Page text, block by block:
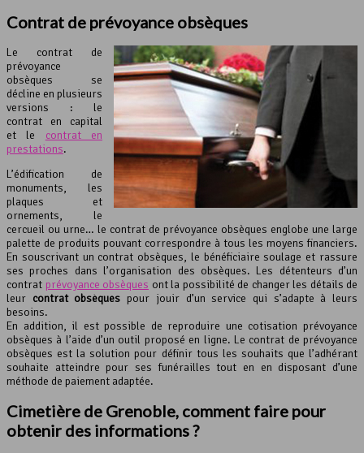
Contrat de prévoyance obsèques
Le contrat de
prévoyance
obsèques se
décline en plusieurs
versions : le
contrat en capital
et le contrat en
prestations.
L’édification de
monuments, les
plaques et
ornements, le
cercueil ou urne… le contrat de prévoyance obsèques englobe une large
palette de produits pouvant correspondre à tous les moyens financiers.
En souscrivant un contrat obsèques, le bénéficiaire soulage et rassure
ses proches dans l’organisation des obsèques. Les détenteurs d’un
contrat prévoyance obsèques ont la possibilité de changer les détails de
leur contrat obsèques pour jouir d’un service qui s’adapte à leurs
besoins.
En addition, il est possible de reproduire une cotisation prévoyance
obsèques à l’aide d’un outil proposé en ligne. Le contrat de prévoyance
obsèques est la solution pour définir tous les souhaits que l’adhérant
souhaite atteindre pour ses funérailles tout en en disposant d’une
méthode de paiement adaptée.
Cimetière de Grenoble, comment faire pour
obtenir des informations ?